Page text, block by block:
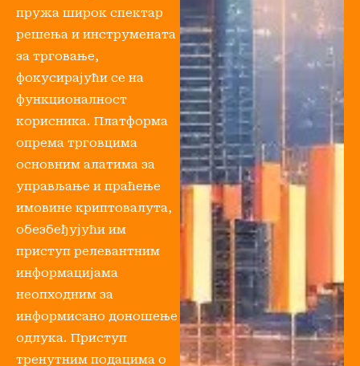
пружа широк спектар
решења и инструмената
за трговање,
фокусирајући се на
функционалност
корисника. Платформа
опрема трговцима
основним алатима за
управљање и праћење
имовине криптовалута,
обезбеђујући им
приступ релевантним
информацијама
неопходним за
информисано доношење
одлука. Приступ
тренутним подацима о